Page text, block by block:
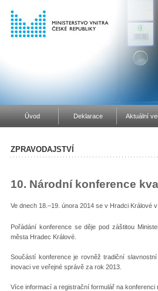
Úvod Deklarace Aktuální
ZPRAVODAJSTVÍ
10. Národní konference
Ve dnech 18.–19. února 2014 se v Hradci
Pořádání konference se děje pod záštitou
města Hradec Králové.
Součástí konference je rovněž tradiční
inovaci ve veřejné správě za rok 2013.
Více informací a registrační formulář na konferenci